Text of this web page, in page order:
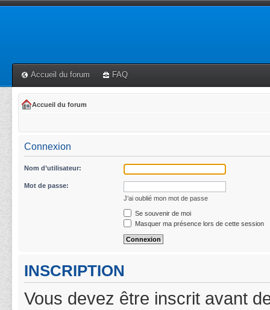
Accueil du forum FAQ
Accueil du forum
Connexion
Nom d’utilisateur:
Mot de passe:
J’ai oublié mon mot de passe
Se souvenir de moi
Masquer ma présence lors de cette session
INSCRIPTION
Vous devez être inscrit avant